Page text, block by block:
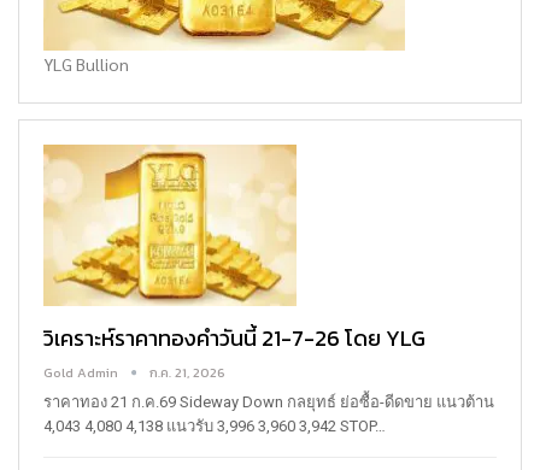
YLG Bullion
วิเคราะห์ราคาทองคำวันนี้ 21-7-26 โดย YLG
Gold Admin ก.ค. 21, 2026
ราคาทอง 21 ก.ค.69 Sideway Down กลยุทธ์ ย่อซื้อ-ดีดขาย แนวต้าน
4,043 4,080 4,138 แนวรับ 3,996 3,960 3,942 STOP…